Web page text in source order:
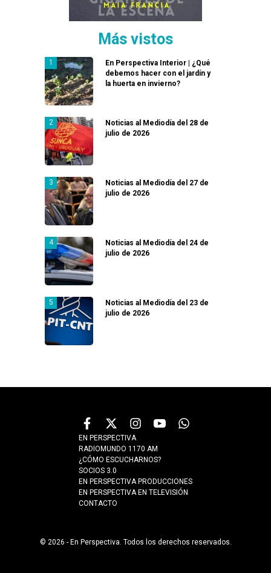
Más vistos
En Perspectiva Interior | ¿Qué
debemos hacer con el jardín y
la huerta en invierno?
Noticias al Mediodía del 28 de
julio de 2026
Noticias al Mediodía del 27 de
julio de 2026
Noticias al Mediodía del 24 de
julio de 2026
Noticias al Mediodía del 23 de
julio de 2026
EN PERSPECTIVA
RADIOMUNDO 1170 AM
¿CÓMO ESCUCHARNOS?
SOCIOS 3.0
EN PERSPECTIVA PRODUCCIONES
EN PERSPECTIVA EN TELEVISIÓN
CONTACTO
© 2026 - En Perspectiva. Todos los derechos reservados.